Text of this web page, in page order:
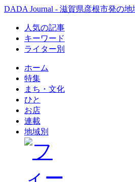
DADA Journal - 滋賀県彦根市発の
人気の記事
キーワード
ライター別
ホーム
特集
まち・文化
ひと
お店
連載
地域別